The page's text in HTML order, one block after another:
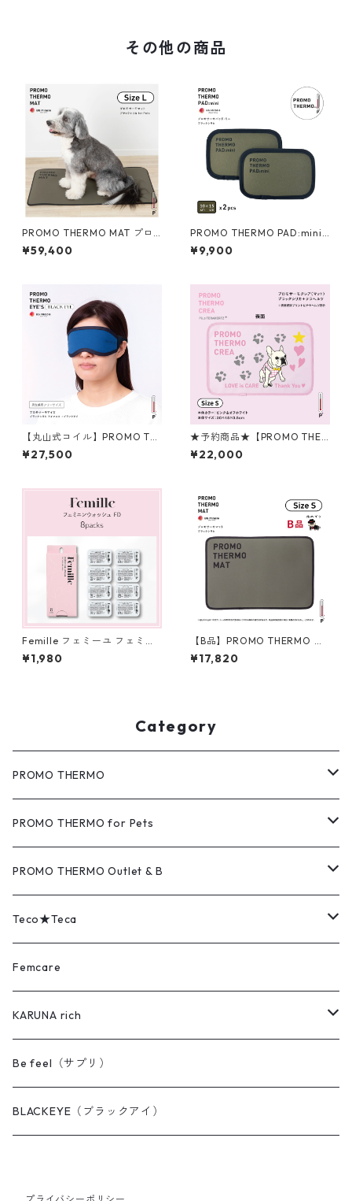
その他の商品
PROMO THERMO MAT プロ
モサーモマット ブラックシリ
カ for ペット Lサイズ
¥59,400
PROMO THERMO PAD:mini
プロモサーモパッドミニ ブラ
ックシリカ 10×15サイズ 2枚入
¥9,900
【丸山式コイル】PROMO TH
ERMO EYES プロモサーモア
イズ ブラックシリカ×ブラック
¥27,500
★予約商品★【PROMO THER
MO】プロモサーモクレア
（マット） Sサイズ ピンク＆
¥22,000
Femille フェミーユ フェミニ
ンウォッシュFD 8 packs デリ
ケートゾーンソープ
¥1,980
【B品】PROMO THERMO MA
T プロモサーモマット ブラッ
クシリカ Sサイズ
¥17,820
Category
PROMO THERMO
MAT（マット）
COVER（カバー）
PAD（パッド）
EYE's（アイズ）
FEET's（フィーツ）
AQUA（アクア）
PILLOW（ピロー）
PROMO THERMO for Pets
MAT（マット）
COVER（カバー）
PAD（パッド）
BACK's（バックス）
DENT'z（デンツ）
AQUA（アクア）
PROMO THERMO Outlet & B
Outlet（アウトレット品）
B（難あり品）
Teco★Teca
MAT（マット）
COVER（カバー）
BACK's（バックス）
PAD（パッド）
Femcare
KARUNA rich
KARUNA rich ヘアケア
MAX クイックワン（毛染め）
Be feel（サプリ）
BLACKEYE（ブラックアイ）